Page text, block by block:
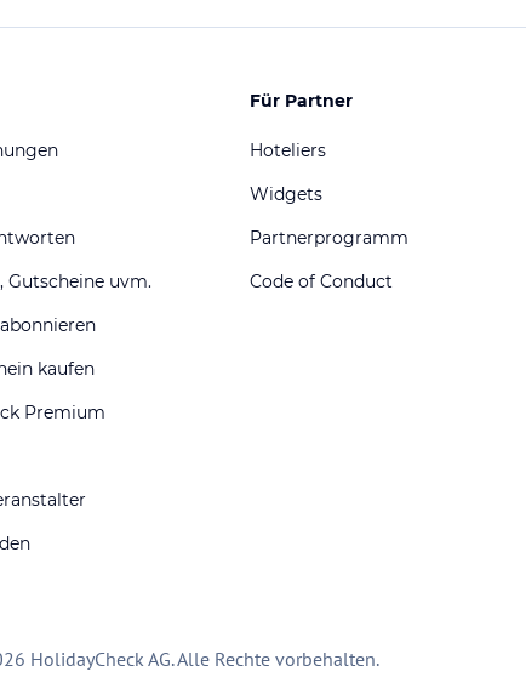
Gutscheine uvm.
kaufen
Premium
Für Partner
Hoteliers
Widgets
Partnerprogramm
Code of Conduct
HolidayCheck AG. Alle Rechte vorbehalten.